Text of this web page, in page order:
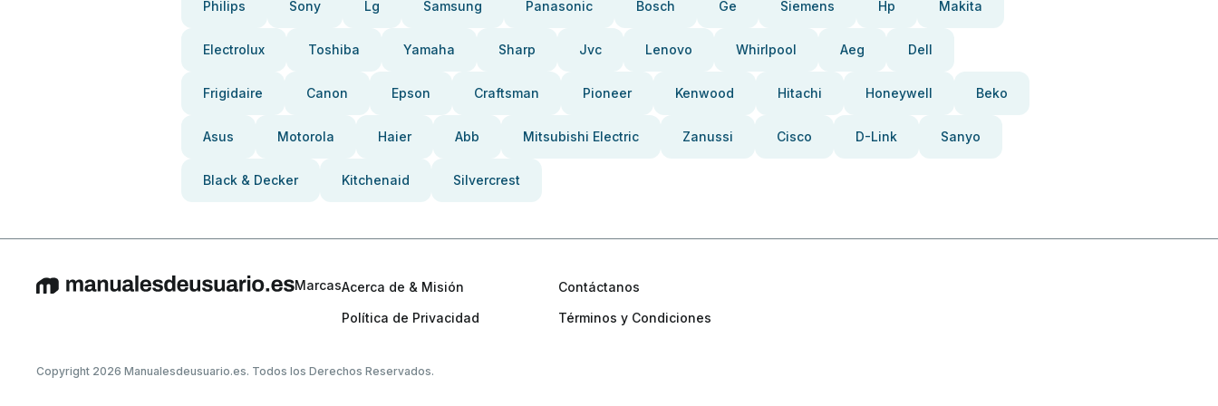
Philips Sony Lg Samsung Panasonic Bosch Ge Siemens Hp Makita
Electrolux Toshiba Yamaha Sharp Jvc Lenovo Whirlpool Aeg Dell
Frigidaire Canon Epson Craftsman Pioneer Kenwood Hitachi Honeywell Beko
Asus Motorola Haier Abb Mitsubishi Electric Zanussi Cisco D-Link Sanyo
Black & Decker Kitchenaid Silvercrest
MarcasAcerca de & Misión
Contáctanos
Política de Privacidad
Términos y Condiciones
Copyright 2026 Manualesdeusuario.es. Todos los Derechos Reservados.